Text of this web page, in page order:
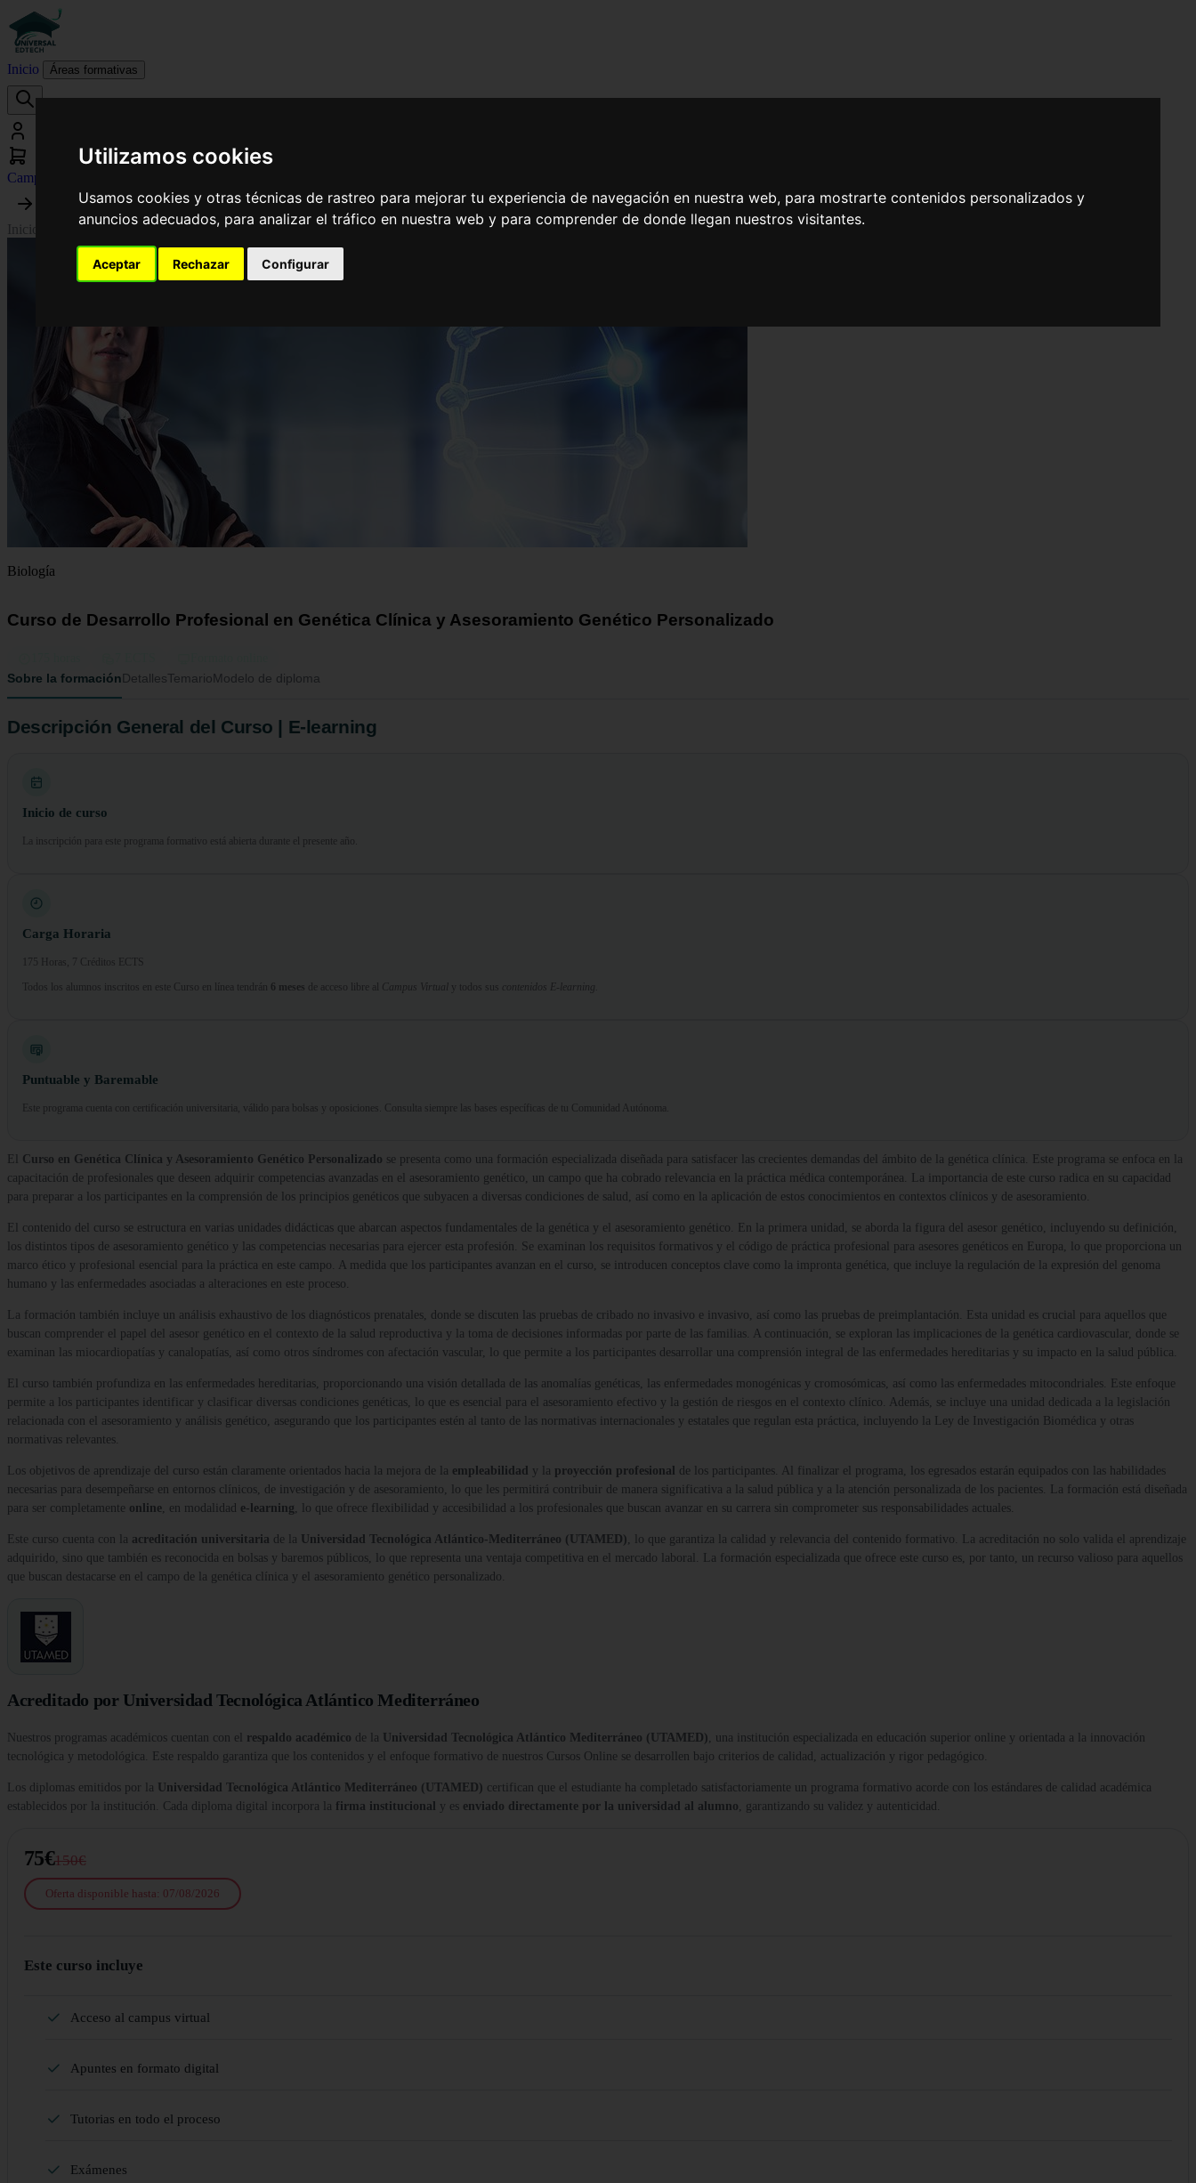
Utilizamos cookies
Usamos cookies y otras técnicas de rastreo para mejorar tu experiencia de navegación en nuestra web, para mostrarte contenidos personalizados y
anuncios adecuados, para analizar el tráfico en nuestra web y para comprender de donde llegan nuestros visitantes.
Aceptar Rechazar Configurar
Inicio Áreas formativas
Campus virtual
Inicio Biología›Curso de Desarrollo Profesional en Genética Clínica y Asesoramiento Genético Personalizado
Biología
Curso de Desarrollo Profesional en Genética Clínica y Asesoramiento Genético Personalizado
Sobre la formaciónDetallesTemarioModelo de diploma
Descripción General del Curso | E-learning
Inicio de curso
La inscripción para este programa formativo está abierta durante el presente año.
Carga Horaria
175 Horas, 7 Créditos ECTS
Todos los alumnos inscritos en este Curso en línea tendrán 6 meses de acceso libre al Campus Virtual y todos sus contenidos E-learning.
Puntuable y Baremable
Este programa cuenta con certificación universitaria, válido para bolsas y oposiciones. Consulta siempre las bases específicas de tu Comunidad Autónoma.
El Curso en Genética Clínica y Asesoramiento Genético Personalizado se presenta como una formación especializada diseñada para satisfacer las crecientes demandas del ámbito de la genética clínica. Este programa se enfoca en la
capacitación de profesionales que deseen adquirir competencias avanzadas en el asesoramiento genético, un campo que ha cobrado relevancia en la práctica médica contemporánea. La importancia de este curso radica en su capacidad
para preparar a los participantes en la comprensión de los principios genéticos que subyacen a diversas condiciones de salud, así como en la aplicación de estos conocimientos en contextos clínicos y de asesoramiento.
El contenido del curso se estructura en varias unidades didácticas que abarcan aspectos fundamentales de la genética y el asesoramiento genético. En la primera unidad, se aborda la figura del asesor genético, incluyendo su definición,
los distintos tipos de asesoramiento genético y las competencias necesarias para ejercer esta profesión. Se examinan los requisitos formativos y el código de práctica profesional para asesores genéticos en Europa, lo que proporciona un
marco ético y profesional esencial para la práctica en este campo. A medida que los participantes avanzan en el curso, se introducen conceptos clave como la impronta genética, que incluye la regulación de la expresión del genoma
humano y las enfermedades asociadas a alteraciones en este proceso.
La formación también incluye un análisis exhaustivo de los diagnósticos prenatales, donde se discuten las pruebas de cribado no invasivo e invasivo, así como las pruebas de preimplantación. Esta unidad es crucial para aquellos que
buscan comprender el papel del asesor genético en el contexto de la salud reproductiva y la toma de decisiones informadas por parte de las familias. A continuación, se exploran las implicaciones de la genética cardiovascular, donde se
examinan las miocardiopatías y canalopatías, así como otros síndromes con afectación vascular, lo que permite a los participantes desarrollar una comprensión integral de las enfermedades hereditarias y su impacto en la salud pública.
El curso también profundiza en las enfermedades hereditarias, proporcionando una visión detallada de las anomalías genéticas, las enfermedades monogénicas y cromosómicas, así como las enfermedades mitocondriales. Este enfoque
permite a los participantes identificar y clasificar diversas condiciones genéticas, lo que es esencial para el asesoramiento efectivo y la gestión de riesgos en el contexto clínico. Además, se incluye una unidad dedicada a la legislación
relacionada con el asesoramiento y análisis genético, asegurando que los participantes estén al tanto de las normativas internacionales y estatales que regulan esta práctica, incluyendo la Ley de Investigación Biomédica y otras
normativas relevantes.
Los objetivos de aprendizaje del curso están claramente orientados hacia la mejora de la empleabilidad y la proyección profesional
de los participantes. Al finalizar el programa, los egresados estarán equipados con las habilidades
necesarias para desempeñarse en entornos clínicos, de investigación y de asesoramiento, lo que les permitirá contribuir de manera significativa a la salud pública y a la atención personalizada de los pacientes. La formación está diseñada
para ser completamente online, en modalidad e-learning, lo que ofrece flexibilidad y accesibilidad a los profesionales que buscan avanzar en su carrera sin comprometer sus responsabilidades actuales.
Este curso cuenta con la acreditación universitaria de la Universidad Tecnológica Atlántico-Mediterráneo (UTAMED), lo que garantiza la calidad y relevancia del contenido formativo. La acreditación no solo valida el aprendizaje
adquirido, sino que también es reconocida en bolsas y baremos públicos, lo que representa una ventaja competitiva en el mercado laboral. La formación especializada que ofrece este curso es, por tanto, un recurso valioso para aquellos
que buscan destacarse en el campo de la genética clínica y el asesoramiento genético personalizado.
Acreditado por Universidad Tecnológica Atlántico Mediterráneo
Nuestros programas académicos cuentan con el respaldo académico de la Universidad Tecnológica Atlántico Mediterráneo (UTAMED), una institución especializada en educación superior online y orientada a la innovación
tecnológica y metodológica. Este respaldo garantiza que los contenidos y el enfoque formativo de nuestros Cursos Online se desarrollen bajo criterios de calidad, actualización y rigor pedagógico.
Los diplomas emitidos por la Universidad Tecnológica Atlántico Mediterráneo (UTAMED) certifican que el estudiante ha completado satisfactoriamente un programa formativo acorde con los estándares de calidad académica
establecidos por la institución. Cada diploma digital incorpora la firma institucional y es enviado directamente por la universidad al alumno, garantizando su validez y autenticidad.
75€150€
Oferta disponible hasta: 07/08/2026
Este curso incluye
Acceso al campus virtual
Apuntes en formato digital
Tutorias en todo el proceso
Exámenes